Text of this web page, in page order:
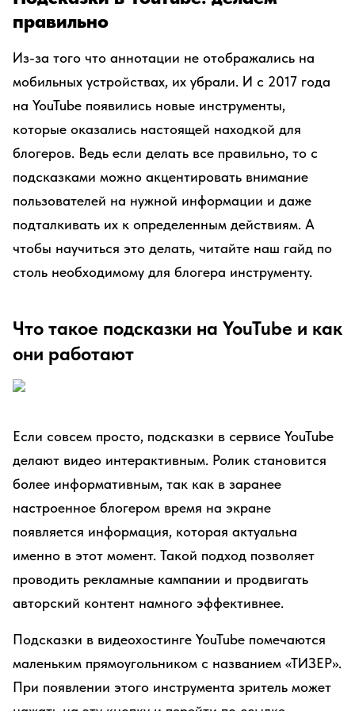
правильно
Из-за того что аннотации не отображались на
мобильных устройствах, их убрали. И с 2017 года
на YouTube появились новые инструменты,
которые оказались настоящей находкой для
блогеров. Ведь если делать все правильно, то с
подсказками можно акцентировать внимание
пользователей на нужной информации и даже
подталкивать их к определенным действиям. А
чтобы научиться это делать, читайте наш гайд по
столь необходимому для блогера инструменту.
Что такое подсказки на YouTube и как
они работают
Если совсем просто, подсказки в сервисе YouTube
делают видео интерактивным. Ролик становится
более информативным, так как в заранее
настроенное блогером время на экране
появляется информация, которая актуальна
именно в этот момент. Такой подход позволяет
проводить рекламные кампании и продвигать
авторский контент намного эффективнее.
Подсказки в видеохостинге YouTube помечаются
маленьким прямоугольником с названием «ТИЗЕР».
При появлении этого инструмента зритель может